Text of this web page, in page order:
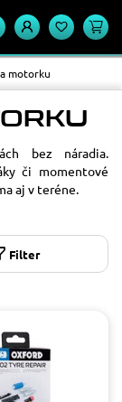
motorku
bez náradia.
či momentové
aj v teréne.
Filter
1
POUŽIŤ